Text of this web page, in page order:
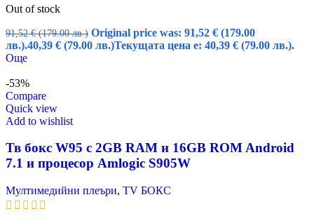
Out of stock
91,52€ (179.00 лв.) Original price was: 91,52 € (179.00
лв.).40,39 € (79.00 лв.)Текущата цена е: 40,39 € (79.00 лв.).
Още
-53%
Compare
Quick view
Add to wishlist
Тв бокс W95 с 2GB RAM и 16GВ ROM Android
7.1 и процесор Amlogic S905W
Мултимедийни плеъри, TV БОКС